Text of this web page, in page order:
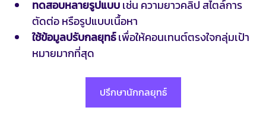
ทดสอบหลายรูปแบบ เช่น ความยาวคลิป สไตล์การ
ตัดต่อ หรือรูปแบบเนื้อหา
ใช้ข้อมูลปรับกลยุทธ์ เพื่อให้คอนเทนต์ตรงใจกลุ่มเป้า
หมายมากที่สุด
ปรึกษานักกลยุทธ์